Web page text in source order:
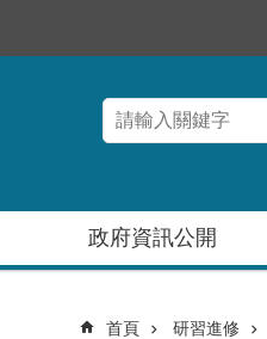
政府資訊公開
首頁 研習進修